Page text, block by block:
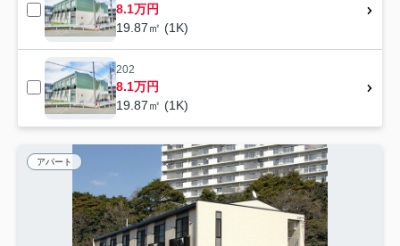
8.1万円
19.87㎡ (1K)
202
8.1万円
19.87㎡ (1K)
アパート